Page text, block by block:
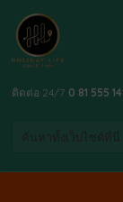
ติดต่อ 24/7 0 81 555